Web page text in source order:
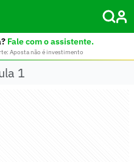
Fale com o assistente.
Aposta não é investimento
1